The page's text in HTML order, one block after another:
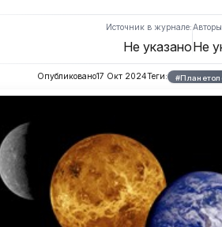
Источник в журнале:
Не указаноНе
Опубликовано17 Окт 2024Теги: